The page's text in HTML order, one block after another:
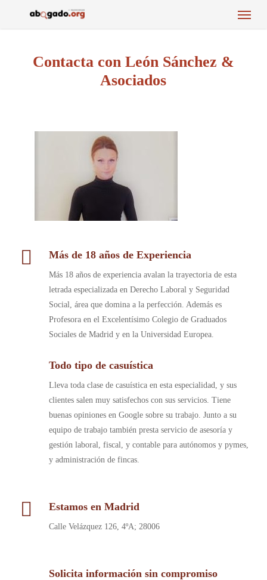
Menu
Contacta con León Sánchez &
Asociados
Más de 18 años de Experiencia
Más 18 años de experiencia avalan la trayectoria de esta
letrada especializada en Derecho Laboral y Seguridad
Social, área que domina a la perfección. Además es
Profesora en el Excelentísimo Colegio de Graduados
Sociales de Madrid y en la Universidad Europea.
Todo tipo de casuística
Lleva toda clase de casuística en esta especialidad, y sus
clientes salen muy satisfechos con sus servicios. Tiene
buenas opiniones en Google sobre su trabajo. Junto a su
equipo de trabajo también presta servicio de asesoría y
gestión laboral, fiscal, y contable para autónomos y pymes,
y administración de fincas.
Estamos en Madrid
Calle Velázquez 126, 4ºA; 28006
Solicita información sin compromiso